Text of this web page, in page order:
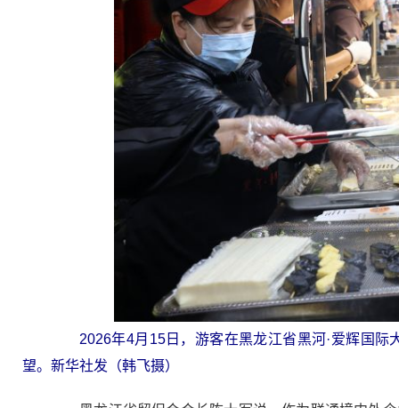
2026年4月15日，游客在黑龙江省黑河·爱辉国
望。新华社发（韩飞摄）